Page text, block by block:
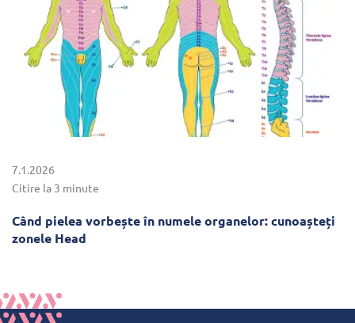
7.1.2026
Citire la 3 minute
Când pielea vorbește în numele organelor: cunoașteți
zonele Head